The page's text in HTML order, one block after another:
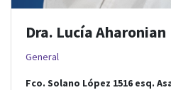
Dra. Lucía Aharonian
General
Fco. Solano López 1516 esq.